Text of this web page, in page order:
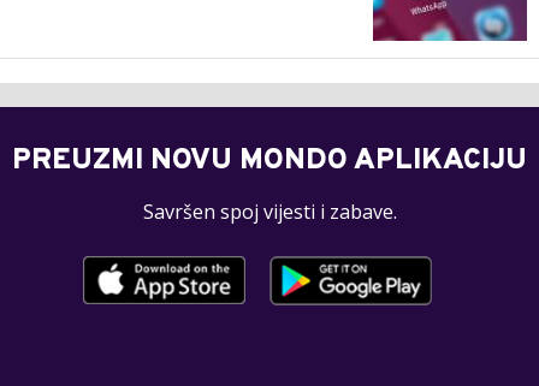
PREUZMI NOVU MONDO APLIKACIJU
Savršen spoj vijesti i zabave.